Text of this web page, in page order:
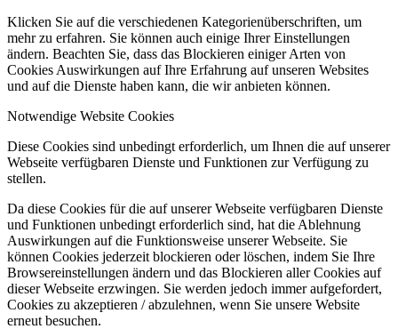
Klicken Sie auf die verschiedenen Kategorienüberschriften, um
mehr zu erfahren. Sie können auch einige Ihrer Einstellungen
ändern. Beachten Sie, dass das Blockieren einiger Arten von
Cookies Auswirkungen auf Ihre Erfahrung auf unseren Websites
und auf die Dienste haben kann, die wir anbieten können.
Notwendige Website Cookies
Diese Cookies sind unbedingt erforderlich, um Ihnen die auf unserer
Webseite verfügbaren Dienste und Funktionen zur Verfügung zu
stellen.
Da diese Cookies für die auf unserer Webseite verfügbaren Dienste
und Funktionen unbedingt erforderlich sind, hat die Ablehnung
Auswirkungen auf die Funktionsweise unserer Webseite. Sie
können Cookies jederzeit blockieren oder löschen, indem Sie Ihre
Browsereinstellungen ändern und das Blockieren aller Cookies auf
dieser Webseite erzwingen. Sie werden jedoch immer aufgefordert,
Cookies zu akzeptieren / abzulehnen, wenn Sie unsere Website
erneut besuchen.